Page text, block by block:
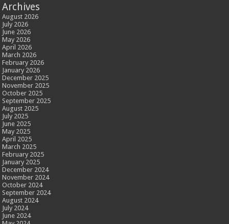
Archives
August 2026
July 2026
June 2026
May 2026
April 2026
March 2026
February 2026
January 2026
December 2025
November 2025
October 2025
September 2025
August 2025
July 2025
June 2025
May 2025
April 2025
March 2025
February 2025
January 2025
December 2024
November 2024
October 2024
September 2024
August 2024
July 2024
June 2024